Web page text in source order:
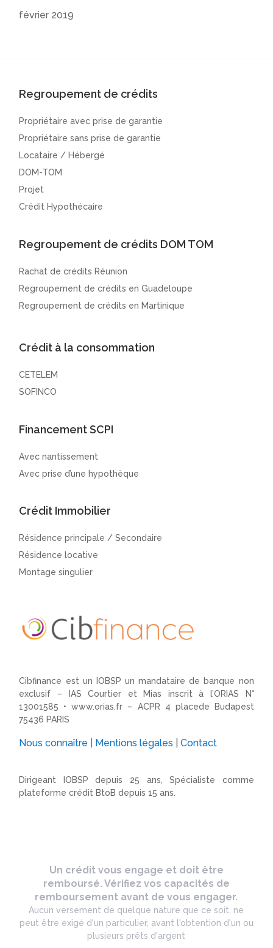
février 2019
Regroupement de crédits
Propriétaire avec prise de garantie
Propriétaire sans prise de garantie
Locataire / Hébergé
DOM-TOM
Projet
Crédit Hypothécaire
Regroupement de crédits DOM TOM
Rachat de crédits Réunion
Regroupement de crédits en Guadeloupe
Regroupement de crédits en Martinique
Crédit à la consommation
CETELEM
SOFINCO
Financement SCPI
Avec nantissement
Avec prise d’une hypothèque
Crédit Immobilier
Résidence principale / Secondaire
Résidence locative
Montage singulier
Cibfinance est un IOBSP un mandataire de banque non
exclusif – IAS Courtier et Mias inscrit à l’ORIAS N°
13001585 •www.orias.fr – ACPR 4 placede Budapest
75436 PARIS
Nous connaître Mentions légales |Contact
Dirigeant IOBSP depuis 25 ans, Spécialiste comme
plateforme crédit BtoB depuis 15 ans.
Un crédit vous engage et doit être
remboursé. Vérifiez vos capacités de
remboursement avant de vous engager.
Aucun versement de quelque nature que ce soit, ne
peut être exigé d'un particulier, avant l'obtention d'un ou
plusieurs prêts d'argent